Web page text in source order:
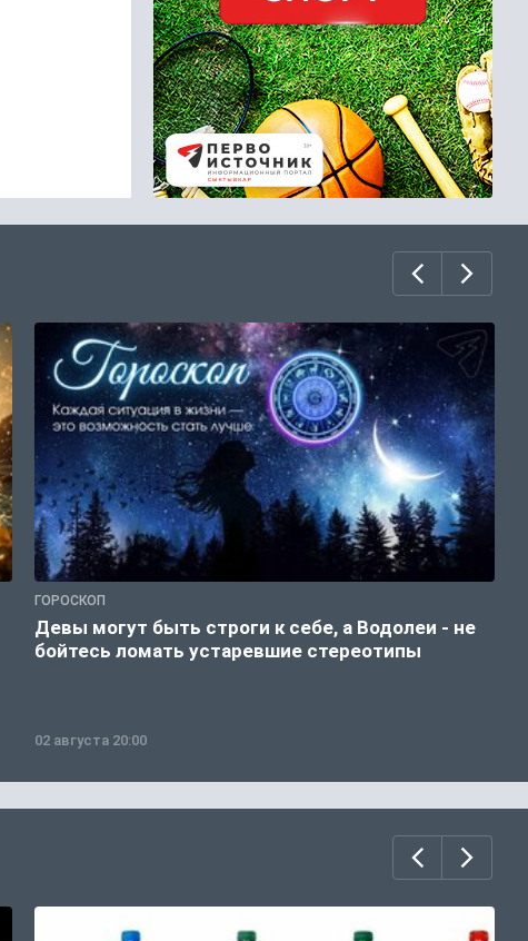
ГОРОСКОП
Девы могут быть строги к себе, а Водолеи - не
бойтесь ломать устаревшие стереотипы
02 августа 20:00